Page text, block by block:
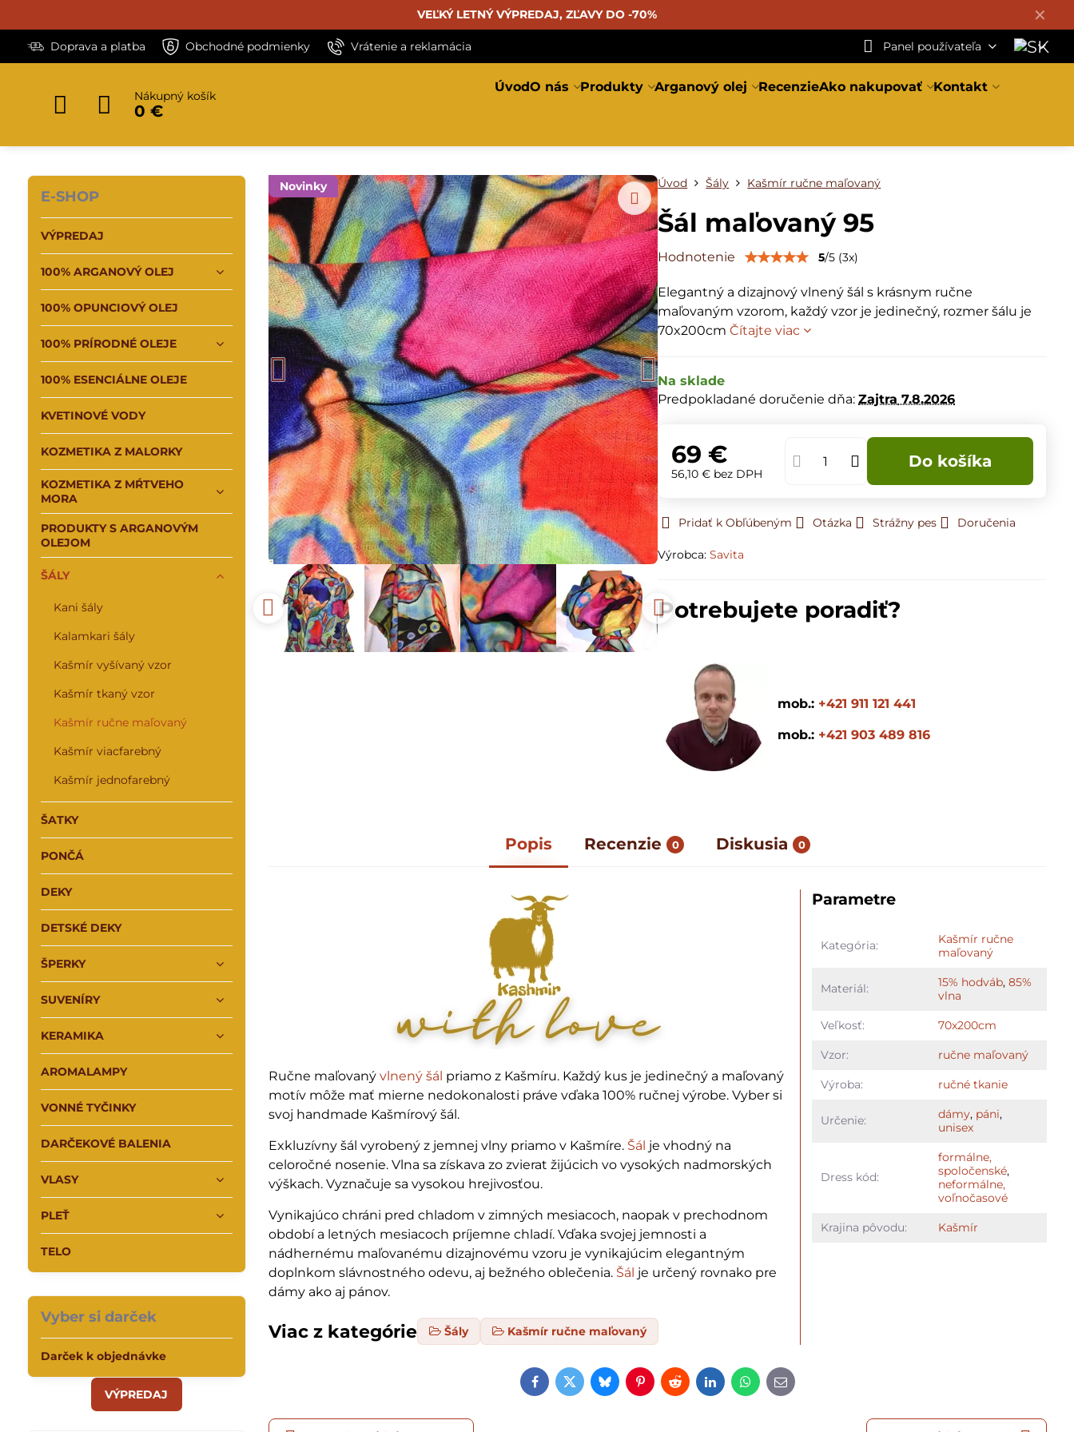
✕
VEĽKÝ LETNÝ VÝPREDAJ, ZĽAVY DO -70%
Doprava a platba Obchodné podmienky Vrátenie a reklamácia Panel používateľa
Nákupný košík
0 €
ÚvodO nás Produkty Arganový olej RecenzieAko nakupovať Kontakt
Novinky Úvod Šály Kašmír ručne maľovaný
Šál maľovaný 95
Hodnotenie 5/5 (3x)
Elegantný a dizajnový vlnený šál s krásnym ručne
maľovaným vzorom, každý vzor je jedinečný, rozmer šálu je
70x200cmČítajte viac
Na sklade
Predpokladané doručenie dňa:Zajtra 7.8.2026
69 €
56,10 € bez DPH
Do košíka
Pridať k Obľúbeným Otázka Strážny pes Doručenia
Výrobca:Savita
Potrebujete poradiť?
mob.: +421 911 121 441
mob.: +421 903 489 816
Popis Recenzie 0 Diskusia 0
Ručne maľovanývlnený šál priamo z Kašmíru. Každý kus je jedinečný a maľovaný
motív môže mať mierne nedokonalosti práve vďaka 100% ručnej výrobe. Vyber si
svoj handmade Kašmírový šál.
Exkluzívny šál vyrobený z jemnej vlny priamo v Kašmíre. Šál je vhodný na
celoročné nosenie. Vlna sa získava zo zvierat žijúcich vo vysokých nadmorských
výškach. Vyznačuje sa vysokou hrejivosťou.
Vynikajúco chráni pred chladom v zimných mesiacoch, naopak v prechodnom
období a letných mesiacoch príjemne chladí. Vďaka svojej jemnosti a
nádhernému maľovanému dizajnovému vzoru je vynikajúcim elegantným
doplnkom slávnostného odevu, aj bežného oblečenia. Šál je určený rovnako pre
dámy ako aj pánov.
Viac z kategórie Šály Kašmír ručne maľovaný
Parametre
Kategória:
Kašmír ručne
maľovaný
Materiál: 15% hodváb, 85%
vlna
Veľkosť: 70x200cm
Vzor: ručne maľovaný
Výroba: ručné tkanie
Určenie: dámy, páni,
unisex
Dress kód:
formálne,
spoločenské,
neformálne,
voľnočasové
Krajina pôvodu: Kašmír
Facebook
TwitterBlueskyPinterest
RedditLinkedInWhatsApp
E-
mail
E-SHOP
VÝPREDAJ
100% ARGANOVÝ OLEJ
100% OPUNCIOVÝ OLEJ
100% PRÍRODNÉ OLEJE
100% ESENCIÁLNE OLEJE
KVETINOVÉ VODY
KOZMETIKA Z MALORKY
KOZMETIKA Z MŔTVEHO
MORA
PRODUKTY S ARGANOVÝM
OLEJOM
ŠÁLY
Kani šály
Kalamkari šály
Kašmír vyšívaný vzor
Kašmír tkaný vzor
Kašmír ručne maľovaný
Kašmír viacfarebný
Kašmír jednofarebný
ŠATKY
PONČÁ
DEKY
DETSKÉ DEKY
ŠPERKY
SUVENÍRY
KERAMIKA
AROMALAMPY
VONNÉ TYČINKY
DARČEKOVÉ BALENIA
VLASY
PLEŤ
TELO
Vyber si darček
Darček k objednávke
VÝPREDAJ